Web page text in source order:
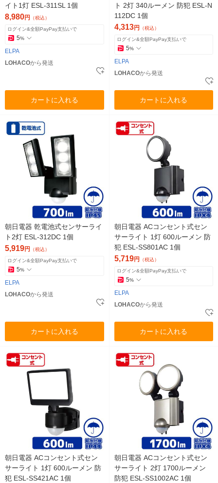
イト1灯 ESL-311SL 1個
8,980円 （税込）
ログイン&全額PayPay支払いで
5%
ELPA
LOHACOから発送
カートに入れる
ト 2灯 340ルーメン 防犯 ESL-N
112DC 1個
4,313円 （税込）
ログイン&全額PayPay支払いで
5%
ELPA
LOHACOから発送
カートに入れる
朝日電器 乾電池式センサーライ
ト2灯 ESL-312DC 1個
5,919円 （税込）
ログイン&全額PayPay支払いで
5%
ELPA
LOHACOから発送
カートに入れる
朝日電器 ACコンセント式セン
サーライト 1灯 600ルーメン 防
犯 ESL-SS801AC 1個
5,719円 （税込）
ログイン&全額PayPay支払いで
5%
ELPA
LOHACOから発送
カートに入れる
朝日電器 ACコンセント式セン
サーライト 1灯 600ルーメン 防
犯 ESL-SS421AC 1個
朝日電器 ACコンセント式セン
サーライト 2灯 1700ルーメン
防犯 ESL-SS1002AC 1個